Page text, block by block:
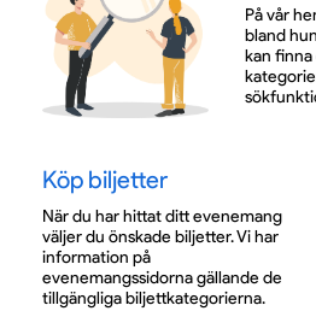
På vår
bland
kan
Köp biljetter
När du har hittat ditt evenemang
väljer du önskade biljetter. Vi har
information på
evenemangssidorna gällande de
tillgängliga biljettkategorierna.